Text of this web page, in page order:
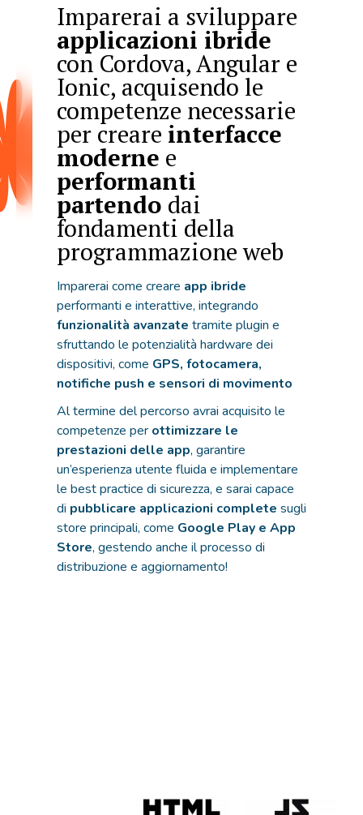
Imparerai a sviluppare
applicazioni ibride
con Cordova, Angular e
Ionic, acquisendo le
competenze necessarie
per creare interfacce
moderne e
performanti
partendo dai
fondamenti della
programmazione web
Imparerai come creare app ibride
performanti e interattive, integrando
funzionalità avanzate tramite plugin e
sfruttando le potenzialità hardware dei
dispositivi, come GPS, fotocamera,
notifiche push e sensori di movimento
Al termine del percorso avrai acquisito le
competenze per ottimizzare le
prestazioni delle app, garantire
un’esperienza utente fluida e implementare
le best practice di sicurezza, e sarai capace
di pubblicare applicazioni complete sugli
store principali, come Google Play e App
Store, gestendo anche il processo di
distribuzione e aggiornamento!